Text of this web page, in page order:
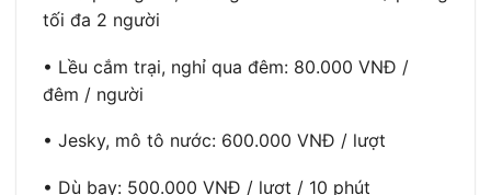
tối đa 2 người
• Lều cắm trại, nghỉ qua đêm: 80.000 VNĐ /
đêm / người
• Jesky, mô tô nước: 600.000 VNĐ / lượt
• Dù bay: 500.000 VNĐ / lượt / 10 phút